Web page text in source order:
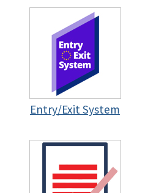
Entry/Exit System